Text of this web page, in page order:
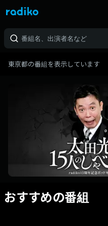
東京都の番組を表示しています
おすすめの番組